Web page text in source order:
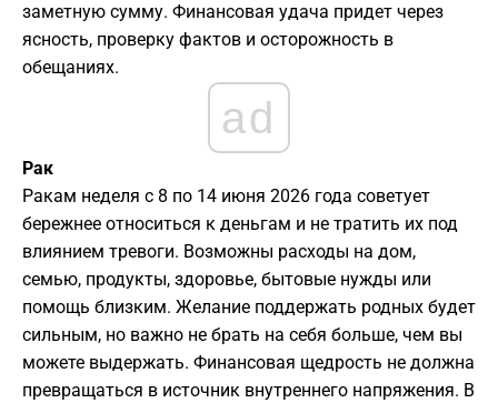
заметную сумму. Финансовая удача придет через
ясность, проверку фактов и осторожность в
обещаниях.
ad
Рак
Ракам неделя с 8 по 14 июня 2026 года советует
бережнее относиться к деньгам и не тратить их под
влиянием тревоги. Возможны расходы на дом,
семью, продукты, здоровье, бытовые нужды или
помощь близким. Желание поддержать родных будет
сильным, но важно не брать на себя больше, чем вы
можете выдержать. Финансовая щедрость не должна
превращаться в источник внутреннего напряжения. В